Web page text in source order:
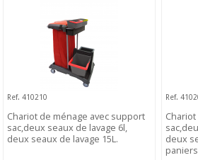
Ref. 410210
Chariot de ménage avec support
sac,deux seaux de lavage 6l,
deux seaux de lavage 15L.
Ref.
deux